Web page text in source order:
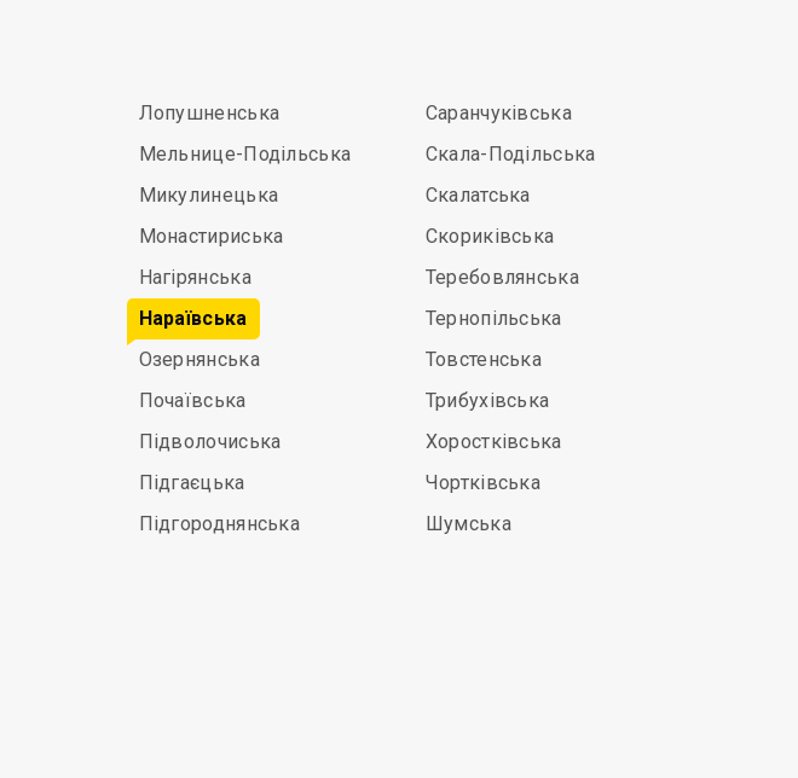
Лопушненська
Мельнице-Подільська
Микулинецька
Монастириська
Нагірянська
Нараївська
Озернянська
Почаївська
Підволочиська
Підгаєцька
Підгороднянська
Саранчуківська
Скала-Подільська
Скалатська
Скориківська
Теребовлянська
Тернопільська
Товстенська
Трибухівська
Хоростківська
Чортківська
Шумська